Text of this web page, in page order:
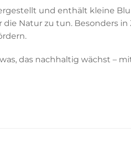
und enthält kleine
Natur zu tun. Besonders
das nachhaltig wächst –